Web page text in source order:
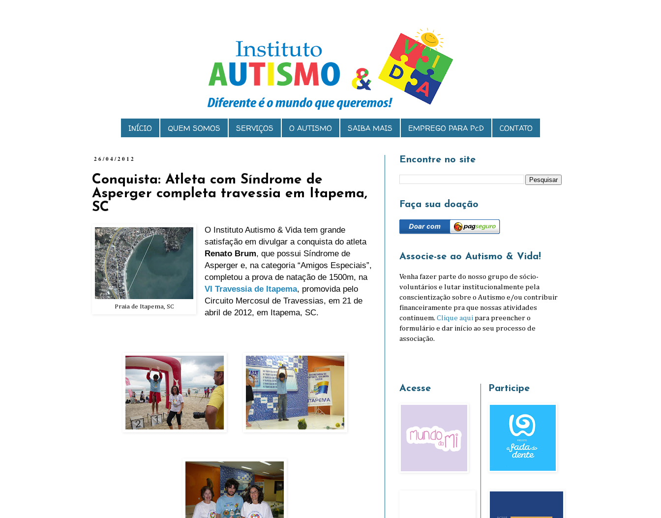
INÍCIO QUEM SOMOS SERVIÇOS O AUTISMO SAIBA MAIS EMPREGO PARA PcD CONTATO
26/04/2012
Conquista: Atleta com Síndrome de
Asperger completa travessia em Itapema,
SC
Praia de Itapema, SC
O Instituto Autismo & Vida tem grande
satisfação em divulgar a conquista do atleta
Renato Brum, que possui Síndrome de
Asperger e, na categoria “Amigos Especiais”,
completou a prova de natação de 1500m, na
VI Travessia de Itapema, promovida pelo
Circuito Mercosul de Travessias, em 21 de
abril de 2012, em Itapema, SC.
Encontre no site
Faça sua doação
Associe-se ao Autismo & Vida!
Venha fazer parte do nosso grupo de sócio-
voluntários e lutar institucionalmente pela
conscientização sobre o Autismo e/ou contribuir
financeiramente pra que nossas atividades
continuem. Clique aqui para preencher o
formulário e dar início ao seu processo de
associação.
Acesse Participe